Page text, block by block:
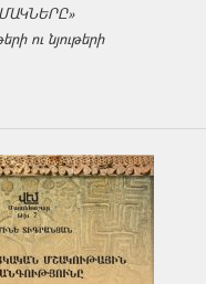
ու նյութերի